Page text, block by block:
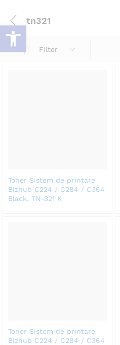
tn321
Filter
Toner Sistem de printare
Bizhub C224 / C284 / C364
Black, TN-321 K
Toner Sistem de printare
Bizhub C224 / C284 / C364
Deschide bara de unelte